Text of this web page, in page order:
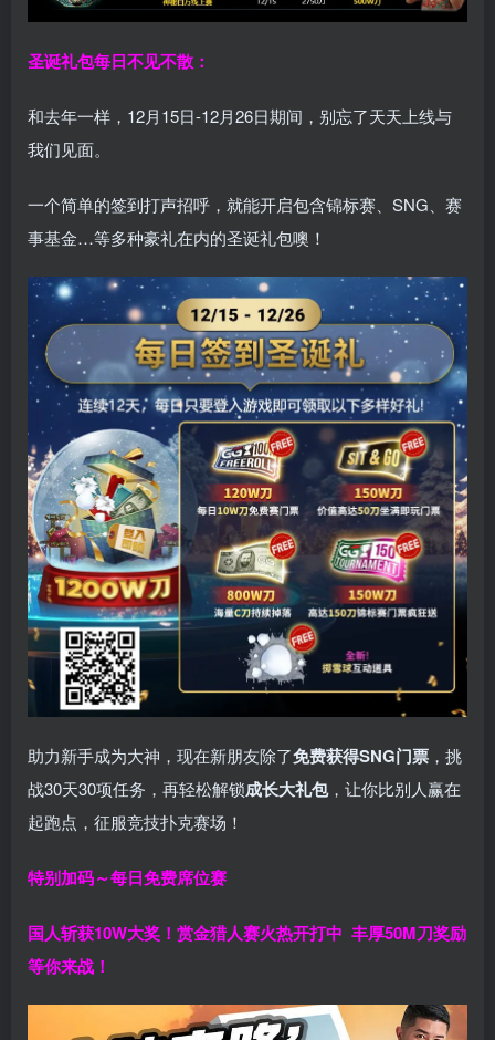
圣诞礼包每日不见不散：
和去年一样，12月15日-12月26日期间，别忘了天天上线与
我们见面。
一个简单的签到打声招呼，就能开启包含锦标赛、SNG、赛
事基金…等多种豪礼在内的圣诞礼包噢！
助力新手成为大神，现在新朋友除了免费获得SNG门票 ，挑
战30天30项任务，再轻松解锁成长大礼包，让你比别人赢在
起跑点，征服竞技扑克赛场！
特别加码～每日免费席位赛
国人斩获10W大奖！ 赏金猎人赛火热开打中 丰厚50M刀奖励
等你来战！